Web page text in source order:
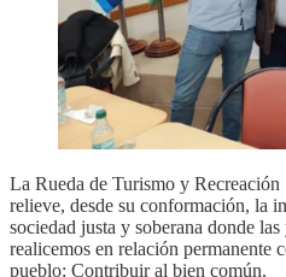
La Rueda de Turismo y
relieve, desde su conformación, la
sociedad justa y soberana donde
realicemos en relación permanente
pueblo: Contribuir al bien común.